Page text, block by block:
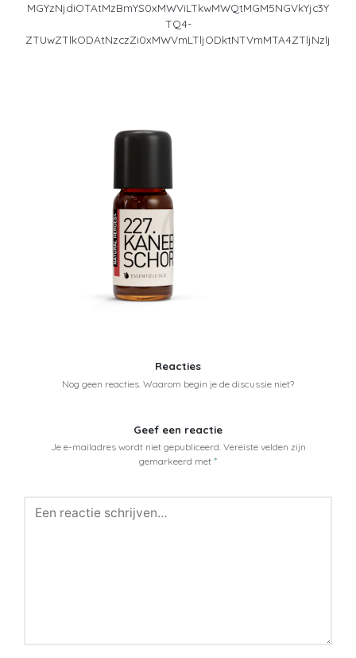
MGYzNjdiOTAtMzBmYS0xMWViLTkwMWQtMGM5NGVkYjc3Y
TQ4-
ZTUwZTlkODAtNzczZi0xMWVmLTljODktNTVmMTA4ZTljNzlj
Reacties
Nog geen reacties. Waarom begin je de discussie niet?
Geef een reactie
Je e-mailadres wordt niet gepubliceerd. Vereiste velden zijn
gemarkeerd met *